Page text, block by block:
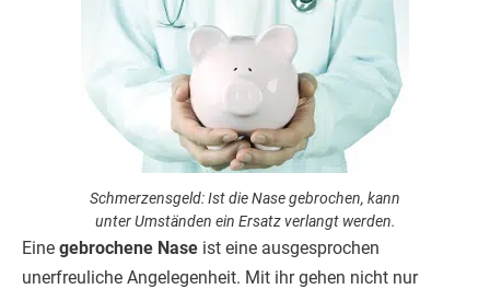
Schmerzensgeld: Ist die Nase gebrochen, kann
unter Umständen ein Ersatz verlangt werden.
Eine gebrochene Nase ist eine ausgesprochen
unerfreuliche Angelegenheit. Mit ihr gehen nicht nur